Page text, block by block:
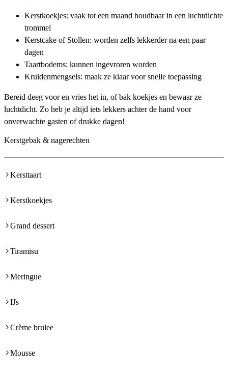
Kerstkoekjes: vaak tot een maand houdbaar in een luchtdichte
trommel
Kerstcake of Stollen: worden zelfs lekkerder na een paar
dagen
Taartbodems: kunnen ingevroren worden
Kruidenmengsels: maak ze klaar voor snelle toepassing
Bereid deeg voor en vries het in, of bak koekjes en bewaar ze
luchtdicht. Zo heb je altijd iets lekkers achter de hand voor
onverwachte gasten of drukke dagen!
Kerstgebak & nagerechten
Kersttaart
Kerstkoekjes
Grand dessert
Tiramisu
Meringue
IJs
Crème brulee
Mousse